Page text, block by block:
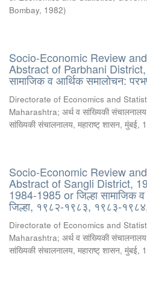
Bombay, 1982)
Socio-Economic Review
Abstract of Parbhani District,
सामाजिक व आर्थिक समालोचन:
Directorate of Economics and
Maharashtra; अर्थ व सांख्यिकी
सांख्यिकी संचालनालय, महाराष्ट् शासन, मुंबई,
Socio-Economic Review
Abstract of Sangli District,
1984-1985 or जिल्हा सामाजिक
जिल्हा, १९८२-१९८३, १९८३-
Directorate of Economics and
Maharashtra; अर्थ व सांख्यिकी
सांख्यिकी संचालनालय, महाराष्ट् शासन, मुंबई,